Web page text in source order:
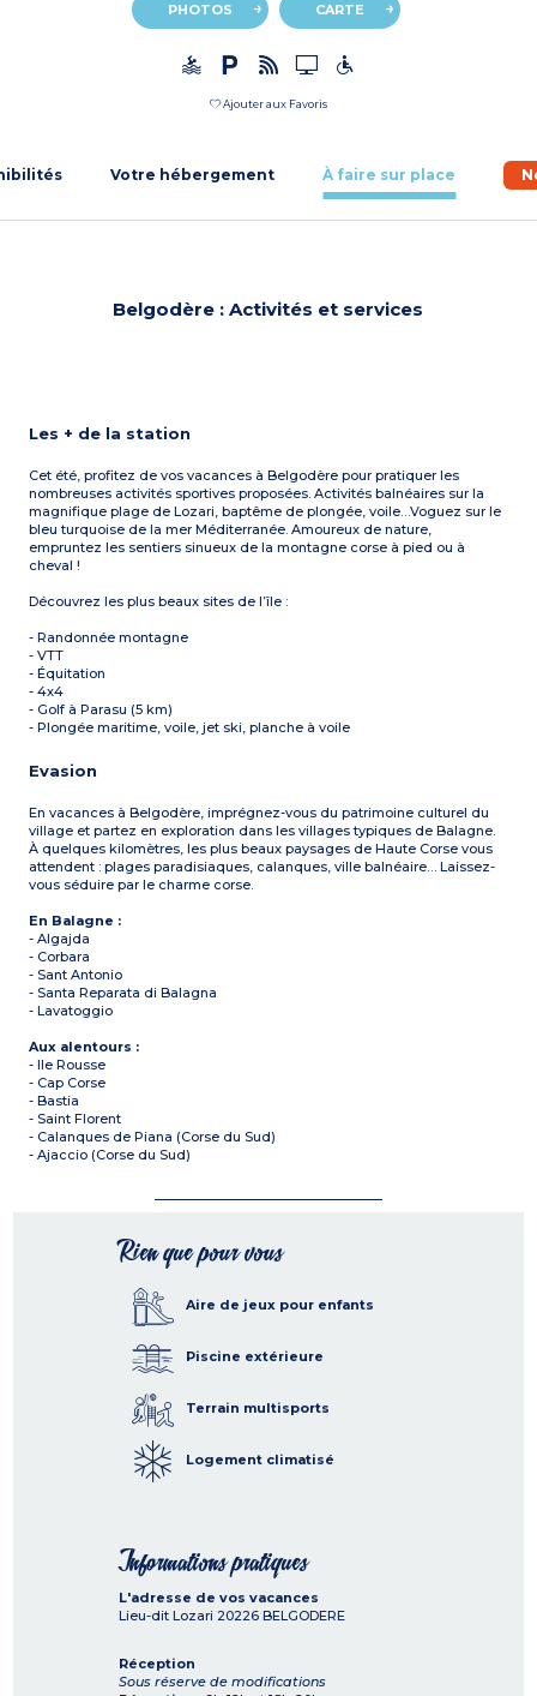
PHOTOS CARTE
Ajouter aux Favoris
Votre hébergement À faire sur place
Belgodère : Activités et services
Les + de la station
Cet été, profitez de vos vacances à Belgodère pour pratiquer les
nombreuses activités sportives proposées. Activités balnéaires sur la
magnifique plage de Lozari, baptême de plongée, voile…Voguez sur le
bleu turquoise de la mer Méditerranée. Amoureux de nature,
empruntez les sentiers sinueux de la montagne corse à pied ou à
cheval !
Découvrez les plus beaux sites de l’île :
- Randonnée montagne
- VTT
- Équitation
- 4x4
- Golf à Parasu (5 km)
- Plongée maritime, voile, jet ski, planche à voile
Evasion
En vacances à Belgodère, imprégnez-vous du patrimoine culturel du
village et partez en exploration dans les villages typiques de Balagne.
À quelques kilomètres, les plus beaux paysages de Haute Corse vous
attendent : plages paradisiaques, calanques, ville balnéaire… Laissez-
vous séduire par le charme corse.
En Balagne :
- Algajda
- Corbara
- Sant Antonio
- Santa Reparata di Balagna
- Lavatoggio
Aux alentours :
- Ile Rousse
- Cap Corse
- Bastia
- Saint Florent
- Calanques de Piana (Corse du Sud)
- Ajaccio (Corse du Sud)
Rien que pour vous
Aire de jeux pour enfants
Piscine extérieure
Terrain multisports
Logement climatisé
Informations pratiques
L'adresse de vos vacances
Lieu-dit Lozari 20226 BELGODERE
Réception
Sous réserve de modifications